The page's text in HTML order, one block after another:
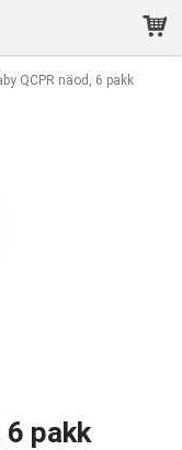
QCPR näod, 6 pakk
6 pakk